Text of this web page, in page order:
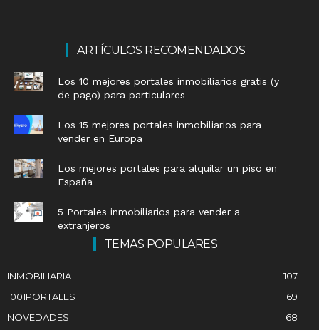
ARTÍCULOS RECOMENDADOS
Los 10 mejores portales inmobiliarios gratis (y
de pago) para particulares
Los 15 mejores portales inmobiliarios para
vender en Europa
Los mejores portales para alquilar un piso en
España
5 Portales inmobiliarios para vender a
extranjeros
TEMAS POPULARES
INMOBILIARIA
107
1001PORTALES
69
NOVEDADES
68